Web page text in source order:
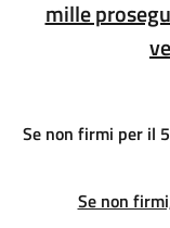
mille
Se non firmi per il
Se non